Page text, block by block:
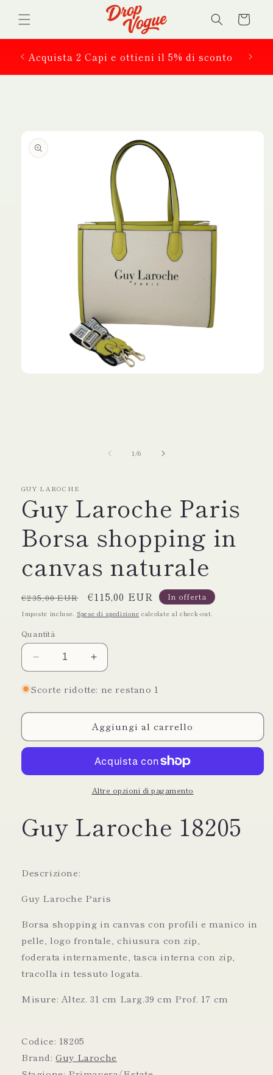
direttamente
ai contenuti
Carrello
Acquista 2 Capi e ottieni il 5% di sconto
1/su
6
GUY LAROCHE
Guy Laroche Paris
Borsa shopping in
canvas naturale
Prezzo
di
€235,00 EUR
Prezzo
scontato
€115,00 EUR In offerta
Imposte incluse. Spese di spedizione calcolate al check-out.
Quantità
Diminuisci
quantità
per
Laroche
Borsa
canvas
Aumenta
quantità
per
Laroche
Paris
Borsa
in
canvas
naturale
Scorte ridotte: ne restano 1
Aggiungi al carrello
Altre opzioni di pagamento
Guy Laroche 18205
Descrizione:
Guy Laroche Paris
Borsa shopping in canvas con profili e manico in
pelle, logo frontale, chiusura con zip,
foderata internamente, tasca interna con zip,
tracolla in tessuto logata.
Misure: Altez. 31 cm Larg.39 cm Prof. 17 cm
Codice: 18205
Brand: Guy Laroche